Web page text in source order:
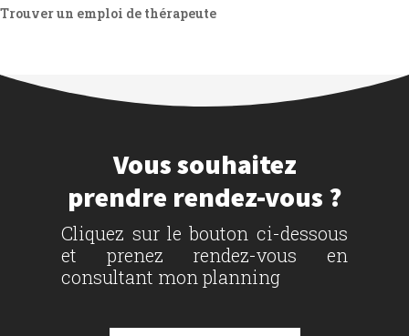
Trouver un emploi de thérapeute
Vous souhaitez
prendre rendez-vous ?
Cliquez sur le bouton ci-dessous
et prenez rendez-vous en
consultant mon planning